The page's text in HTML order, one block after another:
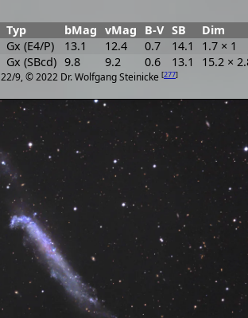
9, © 2022 Dr. Wolfgang Steinicke [277]
Typ bMag vMag B-V SB Dim
Gx (E4/P) 13.1 12.4 0.7 14.1 1.7 × 1
Gx (SBcd) 9.8 9.2 0.6 13.1 15.2 ×